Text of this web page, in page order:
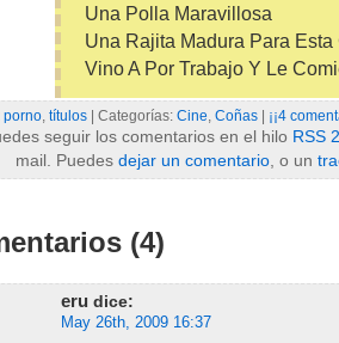
Una Polla Maravillosa
Una Rajita Madura Para Esta
Vino A Por Trabajo Y Le
porno, títulos | Categorías: Cine, Coñas ¡¡4
seguir los comentarios en el hilo RSS
mail. Puedes dejar un comentario, o un
(4)
eru dice:
May 26th, 2009 16:37